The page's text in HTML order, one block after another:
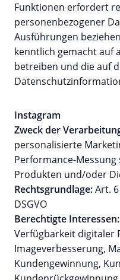
Funktionen erfordert
personenbezogener
Ausführungen
kenntlich gemacht auf
betreiben und die auf
Instagram
Zweck der
personalisierte
Performance-
Produkten und/oder
Rechtsgrundlage:Art.
DSGVO
Berechtigte Interessen:
Verfügbarkeit digitaler
Imageverbesserung,
Kundengewinnung,